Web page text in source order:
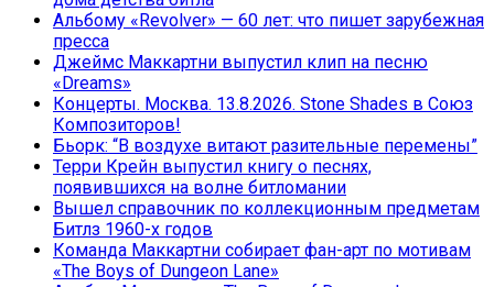
Альбому «Revolver» — 60 лет: что пишет зарубежная
пресса
Джеймс Маккартни выпустил клип на песню
«Dreams»
Концерты. Москва. 13.8.2026. Stone Shades в Союз
Композиторов!
Бьорк: “В воздухе витают разительные перемены”
Терри Крейн выпустил книгу о песнях,
появившихся на волне битломании
Вышел справочник по коллекционным предметам
Битлз 1960-х годов
Команда Маккартни собирает фан-арт по мотивам
«The Boys of Dungeon Lane»